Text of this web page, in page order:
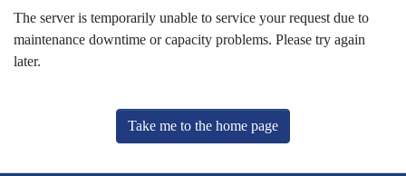
The server is temporarily unable to service your request due to
maintenance downtime or capacity problems. Please try again
later.
Take me to the home page